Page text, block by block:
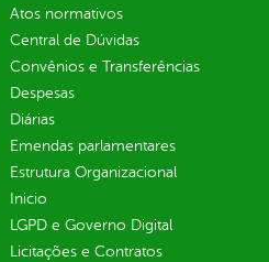
Atos normativos
Central de Dúvidas
Convênios e Transferências
Despesas
Diárias
Emendas parlamentares
Estrutura Organizacional
Inicio
LGPD e Governo Digital
Licitações e Contratos